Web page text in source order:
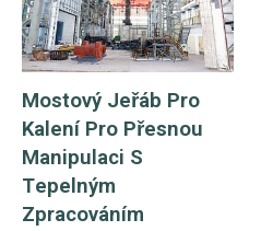
Mostový Jeřáb Pro
Kalení Pro Přesnou
Manipulaci S
Tepelným
Zpracováním